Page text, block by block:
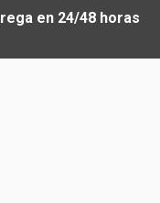
en 24/48 horas